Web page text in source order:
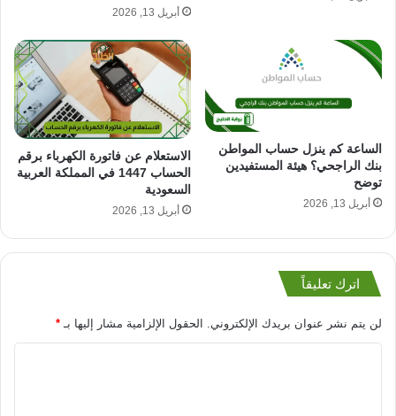
أبريل 13, 2026
الساعة كم ينزل حساب المواطن
بنك الراجحي؟ هيئة المستفيدين
توضح
أبريل 13, 2026
الاستعلام عن فاتورة الكهرباء برقم
الحساب 1447 في المملكة العربية
السعودية
أبريل 13, 2026
اترك تعليقاً
لن يتم نشر عنوان بريدك الإلكتروني. الحقول الإلزامية مشار إليها بـ *